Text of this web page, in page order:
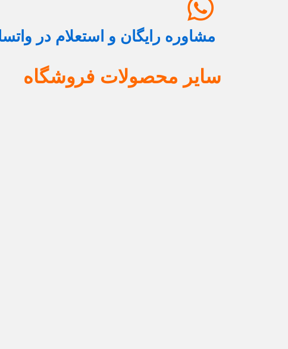
مشاوره رایگان و استعلام در
سایر محصولات فروشگاه